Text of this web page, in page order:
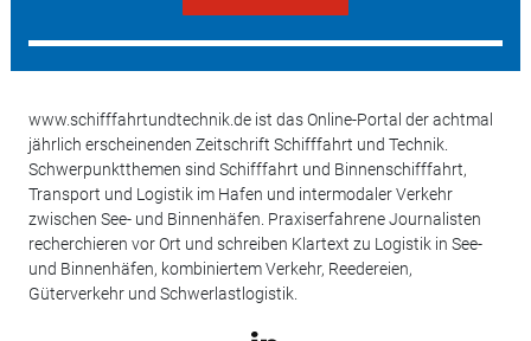
www.schifffahrtundtechnik.de ist das Online-Portal der achtmal
jährlich erscheinenden Zeitschrift Schifffahrt und Technik.
Schwerpunktthemen sind Schifffahrt und Binnenschifffahrt,
Transport und Logistik im Hafen und intermodaler Verkehr
zwischen See- und Binnenhäfen. Praxiserfahrene Journalisten
recherchieren vor Ort und schreiben Klartext zu Logistik in See-
und Binnenhäfen, kombiniertem Verkehr, Reedereien,
Güterverkehr und Schwerlastlogistik.